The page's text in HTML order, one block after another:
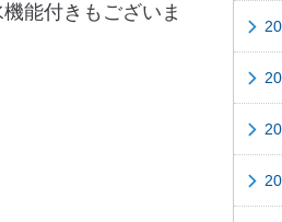
能付きもございま